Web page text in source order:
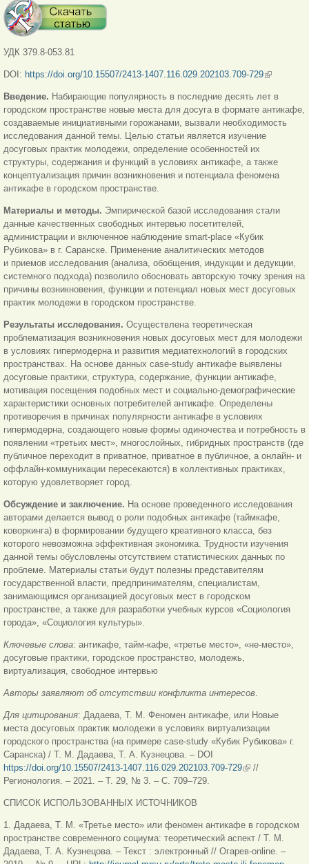
УДК 379.8-053.81
DOI: https://doi.org/10.15507/2413-1407.116.029.202103.709-729(внешняя
Введение. Набирающие популярность в последние десять лет в
городском пространстве новые места для досуга в формате антикафе,
создаваемые инициативными горожанами, вызвали необходимость
исследования данной темы. Целью статьи является изучение
досуговых практик молодежи, определение особенностей их
структуры, содержания и функций в условиях антикафе, а также
концептуализация причин возникновения и потенциала феномена
антикафе в городском пространстве.
Материалы и методы. Эмпирической базой исследования стали
данные качественных свободных интервью посетителей,
администрации и включенное наблюдение smart-place «Кубик
Рубикова» в г. Саранске. Применение аналитических методов
и приемов исследования (анализа, обобщения, индукции и дедукции,
системного подхода) позволило обосновать авторскую точку зрения на
причины возникновения, функции и потенциал новых мест досуговых
практик молодежи в городском пространстве.
Результаты исследования. Осуществлена теоретическая
проблематизация возникновения новых досуговых мест для молодежи
в условиях гипермодерна и развития медиатехнологий в городских
пространствах. На основе данных case-study антикафе выявлены
досуговые практики, структура, содержание, функции антикафе,
мотивация посещения подобных мест и социально-демографические
характеристики основных потребителей антикафе. Определены
противоречия в причинах популярности антикафе в условиях
гипермодерна, создающего новые формы одиночества и потребность в
появлении «третьих мест», многослойных, гибридных пространств (где
публичное переходит в приватное, приватное в публичное, а онлайн- и
оффлайн-коммуникации пересекаются) в коллективных практиках,
которую удовлетворяет город.
Обсуждение и заключение. На основе проведенного исследования
авторами делается вывод о роли подобных антикафе (таймкафе,
коворкинга) в формировании будущего креативного класса, без
которого невозможна эффективная экономика. Трудности изучения
данной темы обусловлены отсутствием статистических данных по
проблеме. Материалы статьи будут полезны представителям
государственной власти, предпринимателям, специалистам,
занимающимся организацией досуговых мест в городском
пространстве, а также для разработки учебных курсов «Социология
города», «Социология культуры».
Ключевые слова: антикафе, тайм-кафе, «третье место», «не-место»,
досуговые практики, городское пространство, молодежь,
виртуализация, свободное интервью
Авторы заявляют об отсутствии конфликта интересов.
Для цитирования: Дадаева, Т. М. Феномен антикафе, или Новые
места досуговых практик молодежи в условиях виртуализации
городского пространства (на примере case-study «Кубик Рубикова» г.
Саранска) / Т. М. Дадаева, Т. А. Кузнецова. – DOI
https://doi.org/10.15507/2413-1407.116.029.202103.709-729(внешняя
//
Регионология. – 2021. – Т. 29, № 3. – С. 709–729.
СПИСОК ИСПОЛЬЗОВАННЫХ ИСТОЧНИКОВ
1. Дадаева, Т. М. «Третье место» или феномен антикафе в городском
пространстве современного социума: теоретический аспект / Т. М.
Дадаева, Т. А. Кузнецова. – Текст : электронный // Огарев-online. –